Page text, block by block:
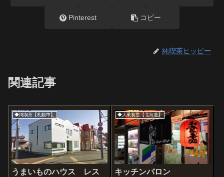
Pinterest コピー
純喫茶ヒッピー
関連記事
◆純喫茶【札幌市】
うまいものハウス レス
◆大衆食堂【北海道】
キッチンバロン